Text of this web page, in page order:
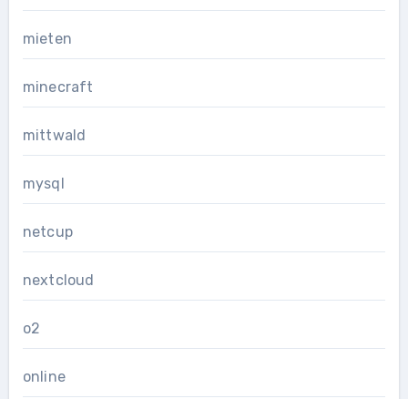
mieten
minecraft
mittwald
mysql
netcup
nextcloud
o2
online